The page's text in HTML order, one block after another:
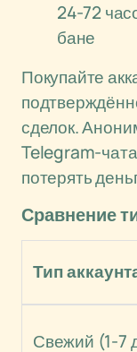
24-72
бане
Покупайте
сделок.
Telegram-
потерять
Сравнение
Тип
Свежий (1-7